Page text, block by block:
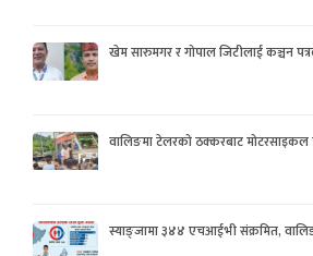
खेम सारुमगर र गोपाल जिटीलाई कञ्चन
वालिङमा टेलरको ठक्करबाट
स्याङ्जामा ३४४ एचआईभी संक्रमित,